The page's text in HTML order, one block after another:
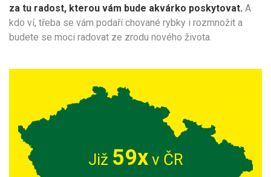
za tu radost, kterou vám bude akvárko poskytovat. A
kdo ví, třeba se vám podaří chované rybky i rozmnožit a
budete se moci radovat ze zrodu nového života.
Již 59xv ČR